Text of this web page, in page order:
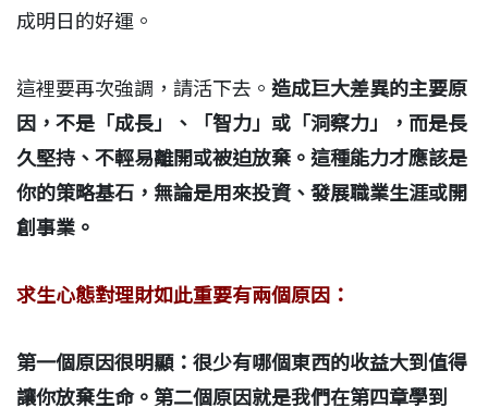
成明日的好運。
這裡要再次強調，請活下去。 造成巨大差異的主要原
因，不是「成長」、「智力」或「洞察力」，而是長
久堅持、不輕易離開或被迫放棄。這種能力才應該是
你的策略基石，無論是用來投資、發展職業生涯或開
創事業。
求生心態對理財如此重要有兩個原因：
第一個原因很明顯：很少有哪個東西的收益大到值得
讓你放棄生命。第二個原因就是我們在第四章學到